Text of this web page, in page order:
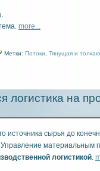
more...
Метки: Потоки
Тянущая и
логистика на
источника сырья до
материальным
логистикой.